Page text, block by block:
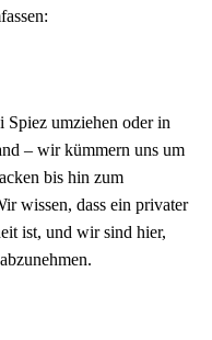
umziehen oder in
– wir kümmern uns um
bis hin zum
wissen, dass ein privater
ist, und wir sind hier,